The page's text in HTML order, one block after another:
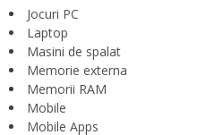
Jocuri PC
Laptop
Masini de spalat
Memorie externa
Memorii RAM
Mobile
Mobile Apps